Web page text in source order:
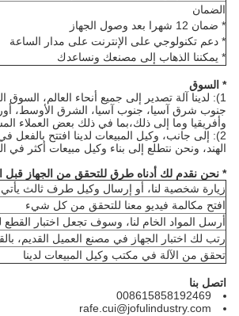
الضمان
* ضمان 12 شهرا بعد وصول الجهاز
* دعم تكنولوجي على الإنترنت على مدار الساعة
* يمكننا الذهاب إلى مصنعك ونساعدك
* السوق
1): لدينا آلة تصدير إلى جميع أنحاء العالم، السوق
جنوب شرق آسيا، جنوب آسيا، الشرق الأوسط،
وأفريقيا وما إلى ذلك،بما في ذلك بعض العملاء
2): إلى جانب، وكيل المبيعات لدينا افتتح بالفعل
الهند، ونحن نتطلع إلى بناء وكيل مبيعات أكثر في
* نحن نقدم لك أدناه طرق للتحقق من الجهاز قبل
زيارة شخصية لنا، أو إرسال وكيل طرف ثالث يأتي
افتح مكالمة فيديو معنا للتحقق من كل شيء
أرسل المواد الخام لنا، وسوف تجعل اختبار القطع
رتب لك اختبار الجهاز في مصنع العميل القديم،
تحقق من الآلة في مكتب وكيل المبيعات لدينا
اتصل بنا
008615858192469
rafe.cui@jofulindustry.com